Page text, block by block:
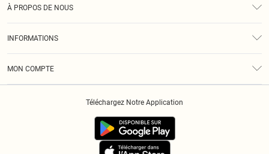
À PROPOS DE NOUS
INFORMATIONS
MON COMPTE
Téléchargez Notre Application